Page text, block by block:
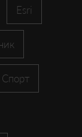
Esri
Спорт